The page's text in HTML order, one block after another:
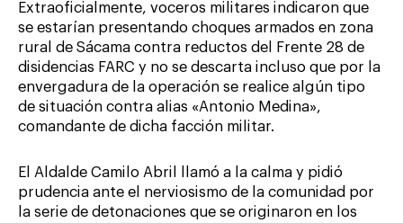
Extraoficialmente, voceros militares indicaron que
se estarían presentando choques armados en zona
rural de Sácama contra reductos del Frente 28 de
disidencias FARC y no se descarta incluso que por la
envergadura de la operación se realice algún tipo
de situación contra alias «Antonio Medina»,
comandante de dicha facción militar.
El Aldalde Camilo Abril llamó a la calma y pidió
prudencia ante el nerviosismo de la comunidad por
la serie de detonaciones que se originaron en los